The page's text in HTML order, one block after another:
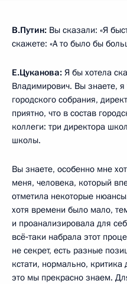
В.Путин: Вы сказали: «Я
скажете: «А то было бы
Е.Цуканова: Я бы хотела
Владимирович. Вы знаете, я
городского собрания,
приятно, что в состав
коллеги: три директора
школы.
Вы знаете, особенно мне
меня, человека, который
отметила некоторые
хотя времени было мало,
и проанализировала для
всё‑таки набрала этот
не секрет, есть разные
кстати, нормально,
это мы прекрасно знаем.